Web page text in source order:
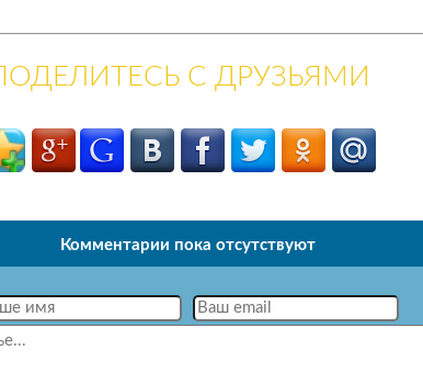
ПОДЕЛИТЕСЬ С ДРУЗЬЯМИ
Комментарии пока отсутствуют